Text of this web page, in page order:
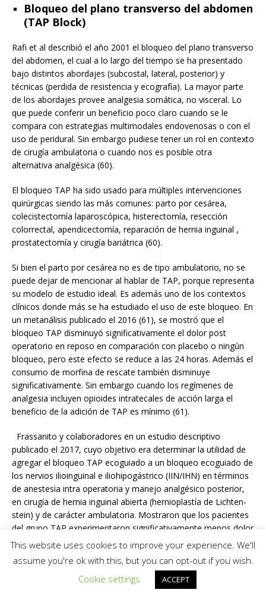
Bloqueo del plano transverso del abdomen
(TAP Block)
Rafi et al describió el año 2001 el bloqueo del plano transverso
del abdomen, el cual a lo largo del tiempo se ha presentado
bajo distintos abordajes (subcostal, lateral, posterior) y
técnicas (perdida de resistencia y ecografía). La mayor parte
de los abordajes provee analgesia somática, no visceral. Lo
que puede conferir un beneficio poco claro cuando se le
compara con estrategias multimodales endovenosas o con el
uso de peridural. Sin embargo pudiese tener un rol en contexto
de cirugía ambulatoria o cuando nos es posible otra
alternativa analgésica (60).
El bloqueo TAP ha sido usado para múltiples intervenciones
quirúrgicas siendo las más comunes: parto por cesárea,
colecistectomía laparoscópica, histerectomía, resección
colorrectal, apendicectomía, reparación de hernia inguinal ,
prostatectomía y cirugía bariátrica (60).
Si bien el parto por cesárea no es de tipo ambulatorio, no se
puede dejar de mencionar al hablar de TAP, porque representa
su modelo de estudio ideal. Es además uno de los contextos
clínicos donde más se ha estudiado el uso de este bloqueo. En
un metanálisis publicado el 2016 (61), se mostró que el
bloqueo TAP disminuyó significativamente el dolor post
operatorio en reposo en comparación con placebo o ningún
bloqueo, pero este efecto se reduce a las 24 horas. Además el
consumo de morfina de rescate también disminuye
significativamente. Sin embargo cuando los regímenes de
analgesia incluyen opioides intratecales de acción larga el
beneficio de la adición de TAP es mínimo (61).
Frassanito y colaboradores en un estudio descriptivo
publicado el 2017, cuyo objetivo era determinar la utilidad de
agregar el bloqueo TAP ecoguiado a un bloqueo ecoguiado de
los nervios ilioinguinal e iliohipogástrico (IIN/IHN) en términos
de anestesia intra operatoria y manejo analgésico posterior,
en cirugía de hernia inguinal abierta (hernioplastía de Lichten-
stein) y de carácter ambulatoria. Mostraron que los pacientes
del grupo TAP experimentaron significativamente menos dolor
en el post operatorio, en todos los intervalos de tiempo
analizados, tanto en reposo como al toser. Además un mayor
número de pacientes del grupo sólo IIN / IHN requirieron
medicación de rescate con AINES y tramadol, previo al alta
This website uses cookies to improve your experience. We'll
assume you're ok with this, but you can opt-out if you wish.
Cookie settings
ACCEPT